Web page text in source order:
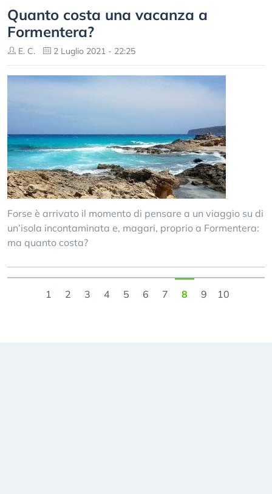
Quanto costa una vacanza a
Formentera?
E. C. 2 Luglio 2021 - 22:25
Forse è arrivato il momento di pensare a un viaggio su di
un’isola incontaminata e, magari, proprio a Formentera:
ma quanto costa?
1 2 3 4 5 6 7 8 9 10